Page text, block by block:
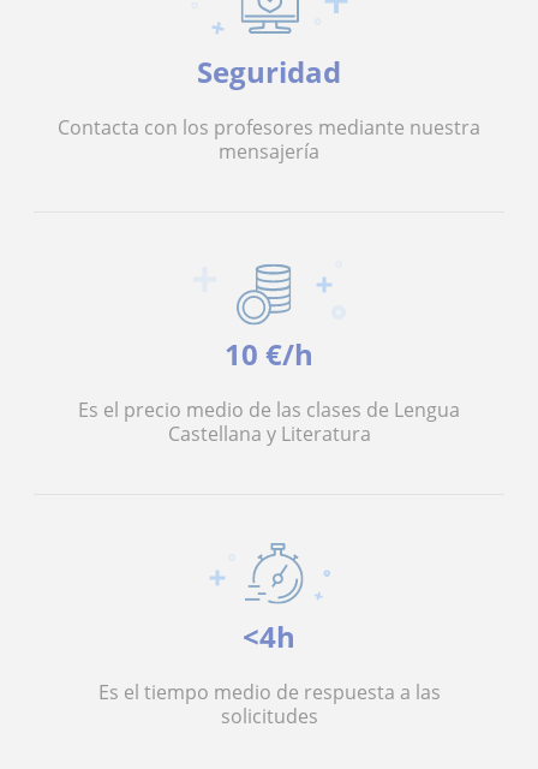
Seguridad
Contacta con los profesores mediante nuestra
mensajería
10 €/h
Es el precio medio de las clases de Lengua
Castellana y Literatura
<4h
Es el tiempo medio de respuesta a las
solicitudes